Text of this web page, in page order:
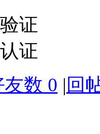
证
证
友数 0 | 回